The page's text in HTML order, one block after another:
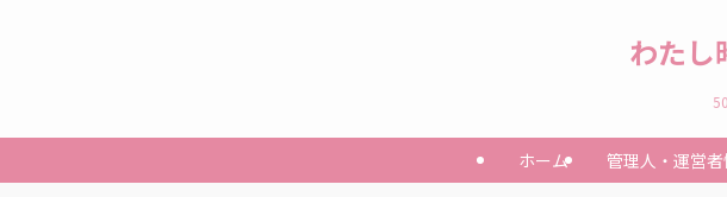
わたし
ホーム 管理人・運営